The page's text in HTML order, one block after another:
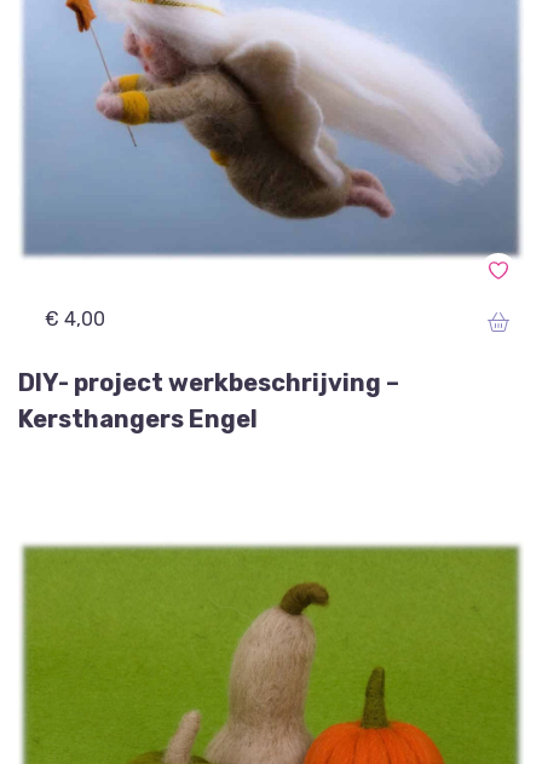
€ 4,00
DIY- project werkbeschrijving –
Kersthangers Engel